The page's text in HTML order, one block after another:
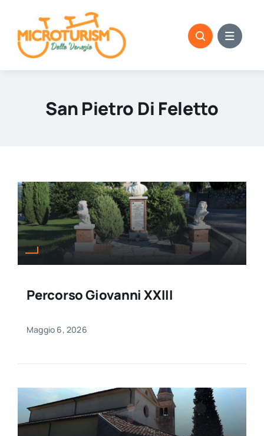
content
San Pietro Di Feletto
Percorso Giovanni XXIII
Maggio 6, 2026